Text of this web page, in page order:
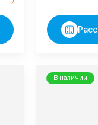
В наличии